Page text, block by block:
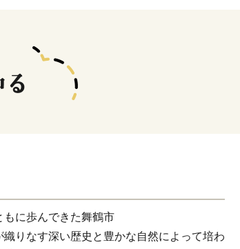
もに歩んできた舞鶴市
りなす深い歴史と豊かな自然によって培わ